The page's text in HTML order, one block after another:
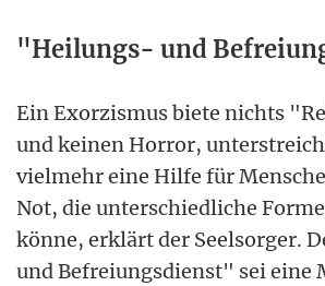
"Heilungs- und
Ein Exorzismus biete nichts
und keinen Horror,
vielmehr eine Hilfe für
Not, die unterschiedliche
könne, erklärt der Seelsorger.
und Befreiungsdienst" sei eine